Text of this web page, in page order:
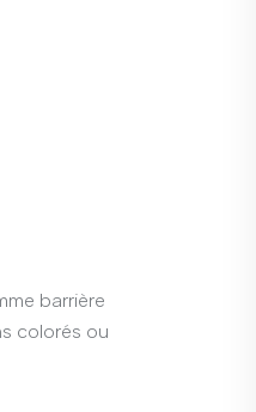
barrière
colorés ou